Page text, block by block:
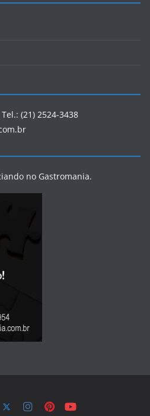
(21) 2524-3438
no Gastromania.